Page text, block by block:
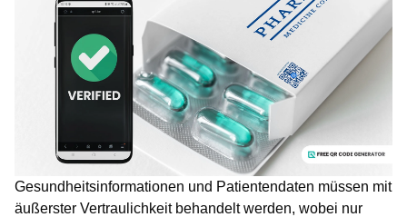
Gesundheitsinformationen und Patientendaten müssen mit
äußerster Vertraulichkeit behandelt werden, wobei nur